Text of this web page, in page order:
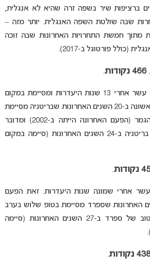
ברציפות שיר בשפה זרה שהיא לא אנגלית,
שבה שולטת השפה האנגלית. יותר מזה –
מתוך חמשת התחרויות האחרונות שבה זוכה
(כולל פורטוגל ב-2017).
.
בריטניה חוזרת לטופ עשר אחרי 13 שנות היעדרות ומסיימת במקום
השני. זאת הפעם הראשונה ב-20 השנים האחרונות שבריטניה מסיימת
בטופ שלוש בערב הגמר (הפעם האחרונה הייתה ב-2002) ומדובר
בהישג הכי טוב של בריטניה ב-24 השנים האחרונות (סיימה במקום
.
אחרי שמונה שנות היעדרות. זאת הפעם
ב-27 השנים האחרונות שספרד מסיימת בטופ שלוש בערב
הגמר וההישג הכי טוב של ספרד ב-27 השנים האחרונות (סיימה
.